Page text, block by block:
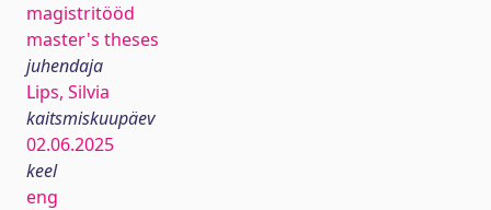
magistritööd
master's theses
juhendaja
Lips, Silvia
kaitsmiskuupäev
02.06.2025
keel
eng